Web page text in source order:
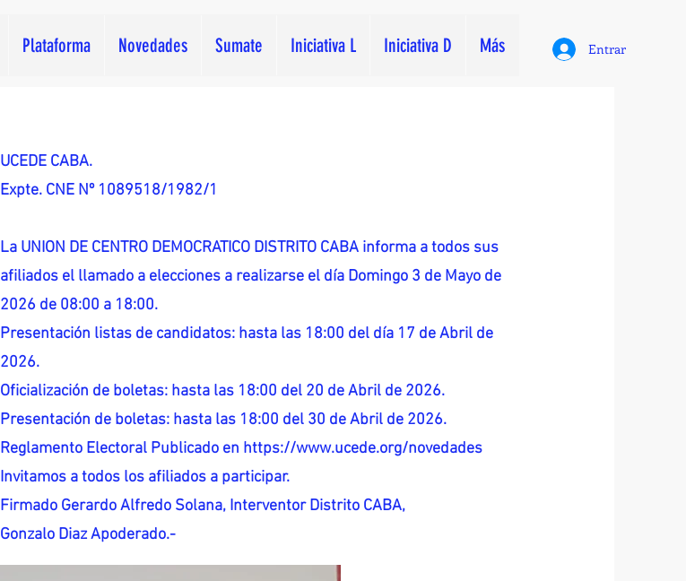
Plataforma Novedades Sumate Iniciativa L Iniciativa D Más Entrar
UCEDE CABA.
Expte. CNE Nº 1089518/1982/1
La UNION DE CENTRO DEMOCRATICO DISTRITO CABA informa a todos sus
afiliados el llamado a elecciones a realizarse el día Domingo 3 de Mayo de
2026 de 08:00 a 18:00.
Presentación listas de candidatos: hasta las 18:00 del día 17 de Abril de
2026.
Oficialización de boletas: hasta las 18:00 del 20 de Abril de 2026.
Presentación de boletas: hasta las 18:00 del 30 de Abril de 2026.
Reglamento Electoral Publicado en https://www.ucede.org/novedades
Invitamos a todos los afiliados a participar.
Firmado Gerardo Alfredo Solana, Interventor Distrito CABA,
Gonzalo Diaz Apoderado.-